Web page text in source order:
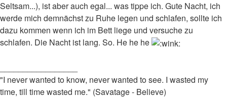
Seltsam...), ist aber auch egal... was tippe ich. Gute Nacht, ich
werde mich demnächst zu Ruhe legen und schlafen, sollte ich
dazu kommen wenn ich im Bett liege und versuche zu
schlafen. Die Nacht ist lang. So. He he he
"I never wanted to know, never wanted to see. I wasted my
time, till time wasted me." (Savatage - Believe)